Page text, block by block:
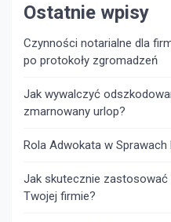
Ostatnie wpisy
Czynności notarialne dla
po protokoły zgromadzeń
Jak wywalczyć
zmarnowany urlop?
Rola Adwokata w Sprawach
Jak skutecznie
Twojej firmie?